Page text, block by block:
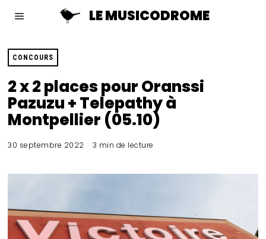
LE MUSICODROME
CONCOURS
2 x 2 places pour Oranssi
Pazuzu + Telepathy à
Montpellier (05.10)
30 septembre 2022 3 min de lecture